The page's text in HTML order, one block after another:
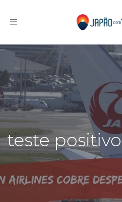
Toggle navigation
teste positivo